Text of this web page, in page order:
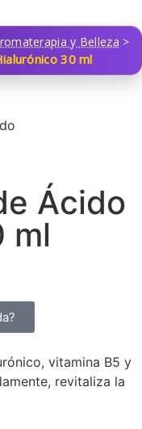
y Belleza >
30 ml
Ácido
ml
vitamina B5 y
revitaliza la